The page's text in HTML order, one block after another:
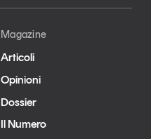
Magazine
Articoli
Opinioni
Dossier
Il Numero